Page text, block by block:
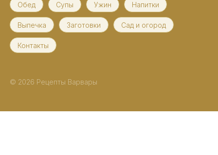
Обед Супы Ужин Напитки
Выпечка Заготовки Сад и огород
Контакты
© 2026 Рецепты Варвары